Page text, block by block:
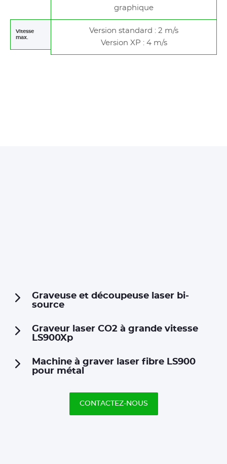
graphique
Vitesse
max.
Version standard : 2 m/s
Version XP : 4 m/s
Graveuse et découpeuse laser bi-
source
Graveur laser CO2 à grande vitesse
LS900Xp
Machine à graver laser fibre LS900
pour métal
CONTACTEZ-NOUS